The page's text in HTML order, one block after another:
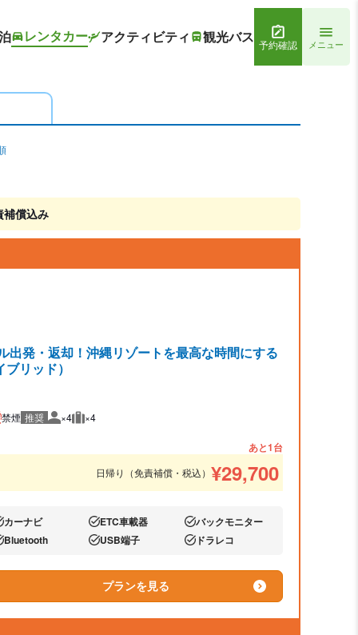
レンタカー アクティビティ 観光バス 予約確認 メニュー
補償込み
発・返却！沖縄リゾートを最高な時間にする
リッド）
禁煙 推奨 推奨人数
×4 推奨荷物
×4
あと1台
日帰り（免責補償・税込） ¥29,700
:
カーナビ あり:ETC車載器 あり:バックモニター
:
Bluetooth あり:USB端子 あり:ドラレコ
プランを見る